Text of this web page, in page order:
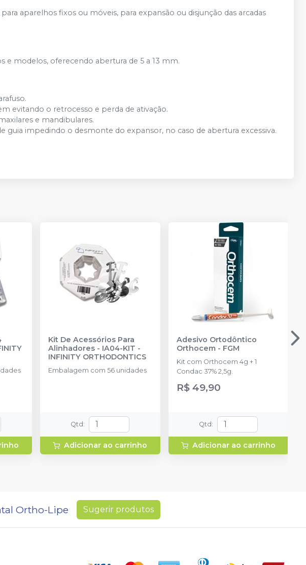
aparelhos fixos ou móveis, para expansão ou disjunção das arcadas
e modelos, oferecendo abertura de 5 a 13 mm.
evitando o retrocesso e perda de ativação.
e mandibulares.
guia impedindo o desmonte do expansor, no caso de abertura excessiva.
Kit De Acessórios Para
Alinhadores - IA04-KIT -
INFINITY ORTHODONTICS
Embalagem com 56 unidades
Qtd :
Adicionar ao carrinho
Adesivo Ortodôntico
Orthocem- FGM
Kit com Orthocem 4g + 1
Condac 37% 2,5g.
R$ 49,90
Qtd :
Adicionar ao carrinho
Ortho-Lipe Sugerir produtos